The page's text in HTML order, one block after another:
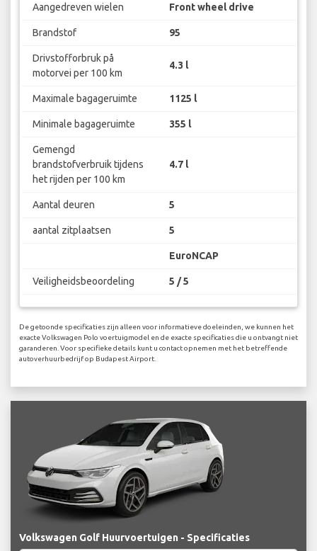
Aangedreven wielen Front wheel drive
Brandstof 95
Drivstofforbruk på
motorvei per 100 km
4.3 l
Maximale bagageruimte 1125 l
Minimale bagageruimte 355 l
Gemengd
brandstofverbruik tijdens
het rijden per 100 km
4.7 l
Aantal deuren 5
aantal zitplaatsen 5
EuroNCAP
Veiligheidsbeoordeling 5 / 5
De getoonde specificaties zijn alleen voor informatieve doeleinden, we kunnen het
exacte Volkswagen Polo voertuigmodel en de exacte specificaties die u ontvangt niet
garanderen. Voor specifieke details kunt u contact opnemen met het betreffende
autoverhuurbedrijf op Budapest Airport.
Volkswagen Golf Huurvoertuigen - Specificaties